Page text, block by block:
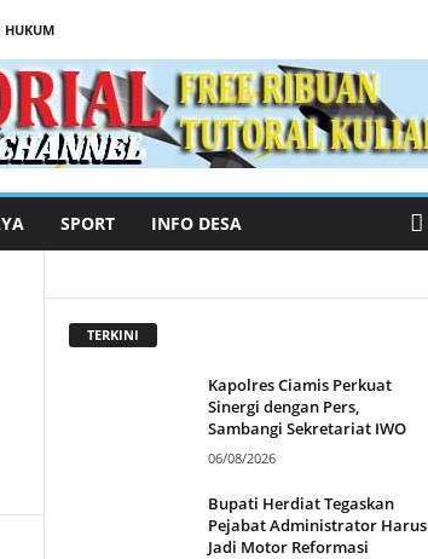
HUKUM
SPORT INFO DESA
TERKINI
Kapolres Ciamis Perkuat
Sinergi dengan Pers,
Sambangi Sekretariat IWO
06/08/2026
Bupati Herdiat Tegaskan
Pejabat Administrator Harus
Jadi Motor Reformasi